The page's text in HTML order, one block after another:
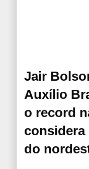
Jair
Auxílio
o record
considera
do